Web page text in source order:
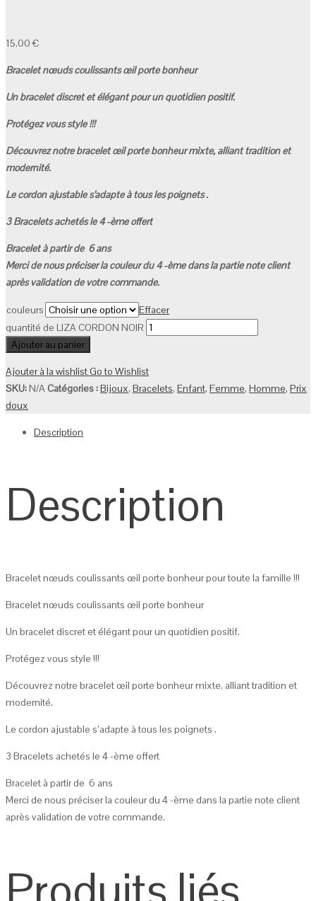
15.00€
Bracelet nœuds coulissants œil porte bonheur
Un bracelet discret et élégant pour un quotidien positif.
Protégez vous style !!!
Découvrez notre bracelet œil porte bonheur mixte, alliant tradition et
modernité.
Le cordon ajustable s’adapte à tous les poignets .
3 Bracelets achetés le 4 -ème offert
Bracelet à partir de 6 ans
Merci de nous préciser la couleur du 4 -ème dans la partie note client
après validation de votre commande.
couleurs
Effacer
quantité de LIZA CORDON NOIR
Ajouter au panier
Ajouter à la wishlistGo to Wishlist
SKU:N/A Catégories :Bijoux, Bracelets, Enfant, Femme, Homme, Prix
doux
Description
Description
Bracelet nœuds coulissants œil porte bonheur pour toute la famille !!!
Bracelet nœuds coulissants œil porte bonheur
Un bracelet discret et élégant pour un quotidien positif.
Protégez vous style !!!
Découvrez notre bracelet œil porte bonheur mixte, alliant tradition et
modernité.
Le cordon ajustable s’adapte à tous les poignets .
3 Bracelets achetés le 4 -ème offert
Bracelet à partir de 6 ans
Merci de nous préciser la couleur du 4 -ème dans la partie note client
après validation de votre commande.